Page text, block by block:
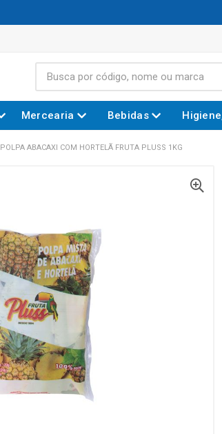
Mercearia Bebidas
POLPA ABACAXI COM HORTELÃ FRUTA PLUSS 1KG